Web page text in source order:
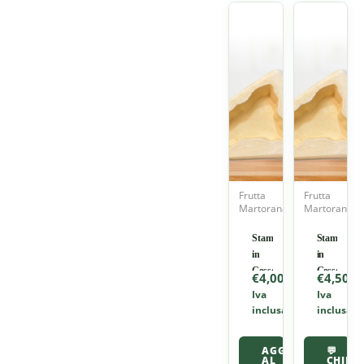
Frutta
Martorana
Stampo
in
Gesso
–
€4,00
Iva
inclusa
AGGIUNGI
AL
Frutta
Martorana
Stampo
in
Gesso
–
180
€4,50
Iva
inclusa
💬
CHIEDI